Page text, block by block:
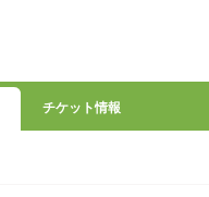
チケット情報